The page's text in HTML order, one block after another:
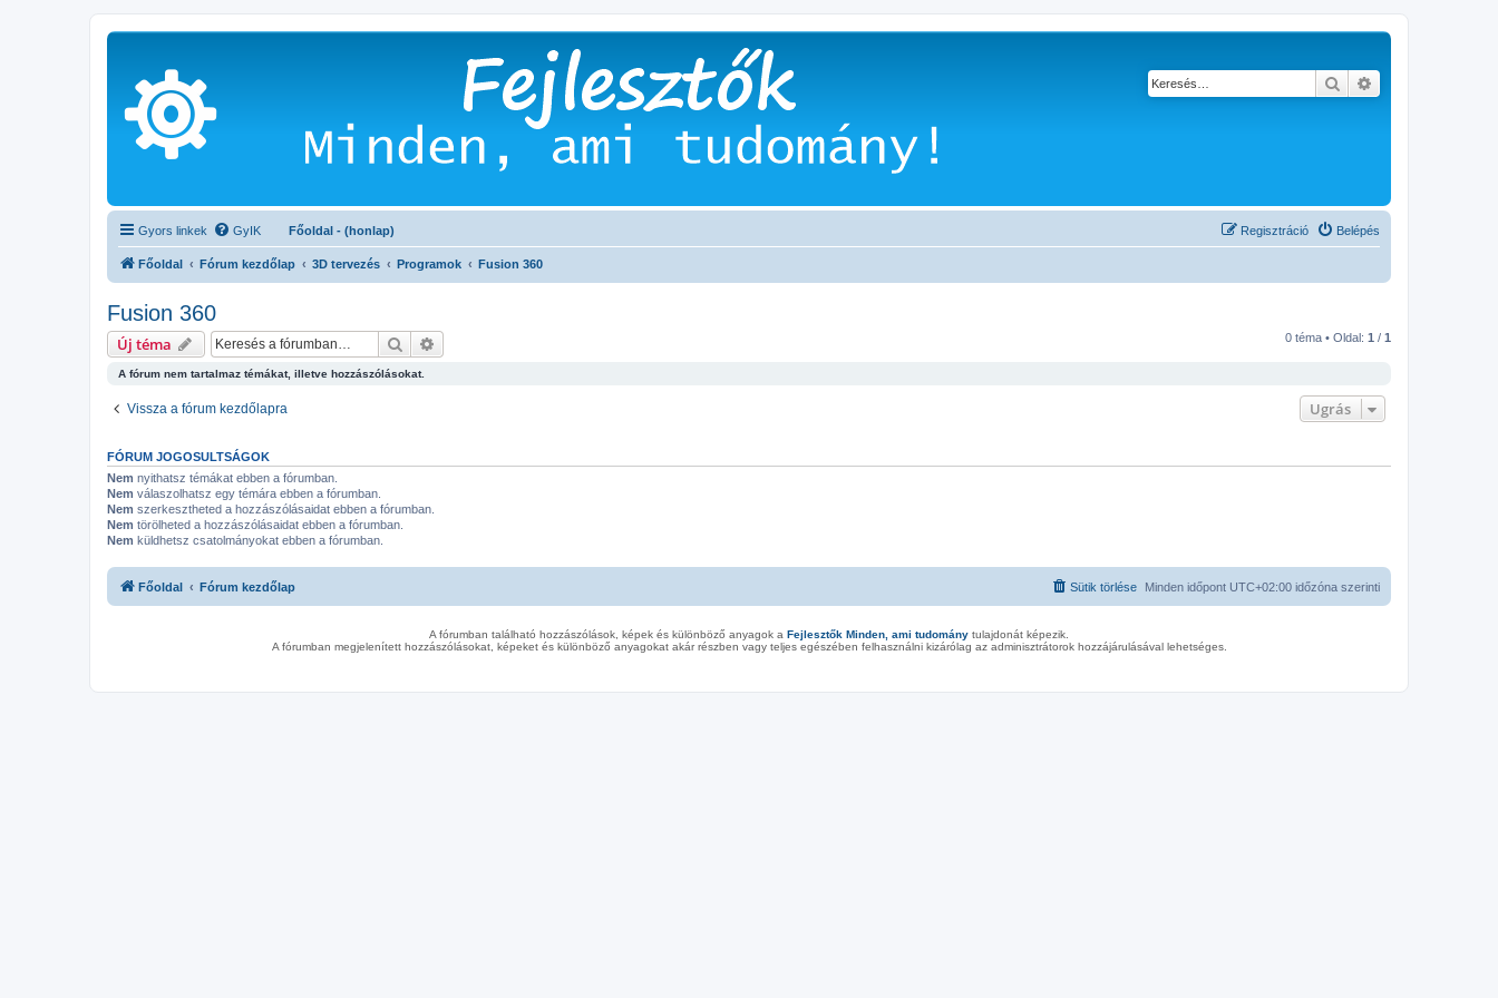
Keresés
Gyors linkek GyIK Főoldal - (honlap) Belépés
Regisztráció
Főoldal Fórum kezdőlap 3D tervezés Programok Fusion 360
Fusion 360
Új téma Keresés 0 téma • Oldal: 1 / 1
A fórum nem tartalmaz témákat, illetve hozzászólásokat.
Vissza a fórum kezdőlapra Ugrás
FÓRUM JOGOSULTSÁGOK
Nem nyithatsz témákat ebben a fórumban.
Nem válaszolhatsz egy témára ebben a fórumban.
Nem szerkesztheted a hozzászólásaidat ebben a fórumban.
Nem törölheted a hozzászólásaidat ebben a fórumban.
Nem küldhetsz csatolmányokat ebben a fórumban.
Főoldal Fórum kezdőlap Minden időpont UTC+02:00 időzóna szerinti
Sütik törlése
A fórumban található hozzászólások, képek és különböző anyagok a Fejlesztők Minden, ami tudomány tulajdonát képezik.
A fórumban megjelenített hozzászólásokat, képeket és különböző anyagokat akár részben vagy teljes egészében felhasználni kizárólag az adminisztrátorok hozzájárulásával lehetséges.